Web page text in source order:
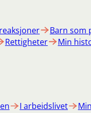
Barn som
Rettigheter Min
I arbeidslivet